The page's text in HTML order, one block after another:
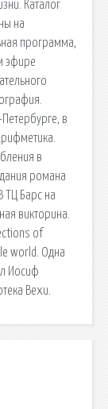
Каталог
на
программа,
эфире
в
в
романа
ТЦ Барс на
викторина.
of
world. Одна
Иосиф
Вехи.